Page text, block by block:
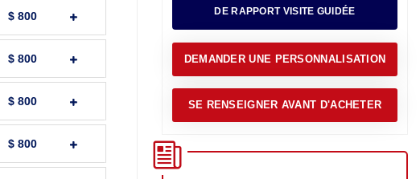
$ 800
$ 800
$ 800
$ 800
DE RAPPORT VISITE GUIDÉE
DEMANDER UNE PERSONNALISATION
SE RENSEIGNER AVANT D'ACHETER